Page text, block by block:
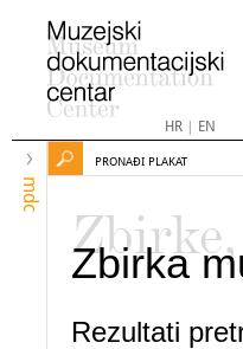
HR| EN
mdc
PRONAĐI PLAKAT
Zbirke,
Zbirka
Rezultati